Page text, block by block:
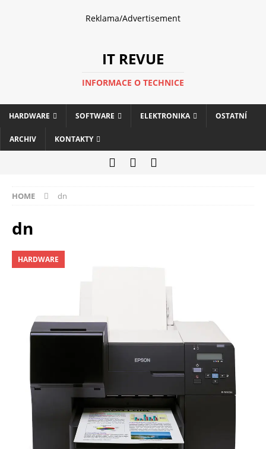
Reklama/Advertisement
IT REVUE
INFORMACE O TECHNICE
HARDWARE SOFTWARE ELEKTRONIKA OSTATNÍ
ARCHIV KONTAKTY
HOME dn
dn
HARDWARE